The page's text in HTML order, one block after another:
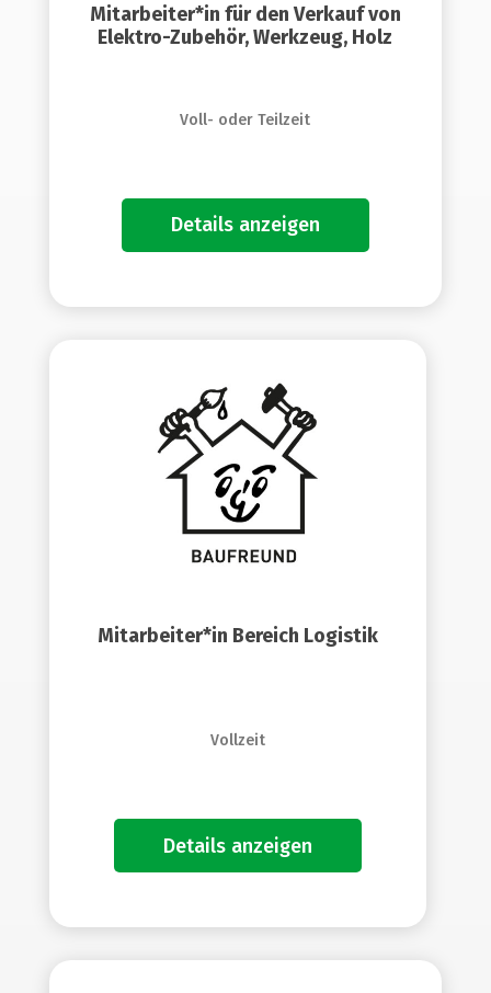
Mitarbeiter*in für den Verkauf von
Elektro-Zubehör, Werkzeug, Holz
Voll- oder Teilzeit
Details anzeigen
Mitarbeiter*in Bereich Logistik
Vollzeit
Details anzeigen